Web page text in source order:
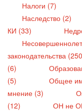
Налоги (7)
Наследство (2)
КИ (33)
законодательства
(6)
(5)
Общее
мнение (3)
(12)
ОН не